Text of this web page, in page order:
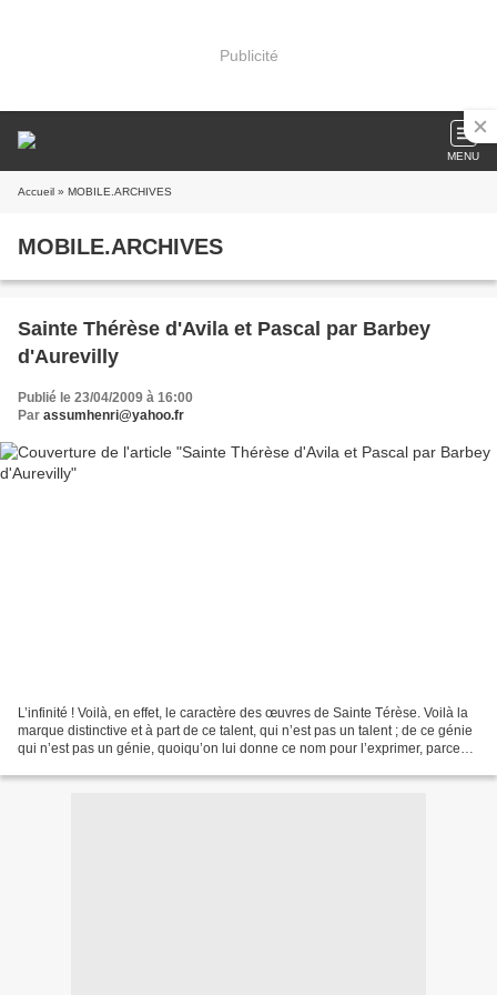
Publicité
MENU
Accueil » MOBILE.ARCHIVES
MOBILE.ARCHIVES
Sainte Thérèse d'Avila et Pascal par Barbey
d'Aurevilly
Publié le 23/04/2009 à 16:00
Par assumhenri@yahoo.fr
L’infinité ! Voilà, en effet, le caractère des œuvres de Sainte Térèse. Voilà la
marque distinctive et à part de ce talent, qui n’est pas un talent ; de ce génie
qui n’est pas un génie, quoiqu’on lui donne ce nom pour l’exprimer, parce